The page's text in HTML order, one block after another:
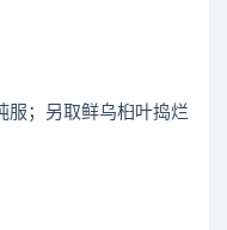
服；另取鲜乌桕叶捣烂